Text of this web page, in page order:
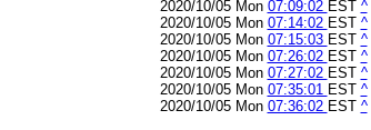
2020/10/05 Mon 07:09:02 EST ^
2020/10/05 Mon 07:14:02 EST ^
2020/10/05 Mon 07:15:03 EST ^
2020/10/05 Mon 07:26:02 EST ^
2020/10/05 Mon 07:27:02 EST ^
2020/10/05 Mon 07:35:01 EST ^
2020/10/05 Mon 07:36:02 EST ^